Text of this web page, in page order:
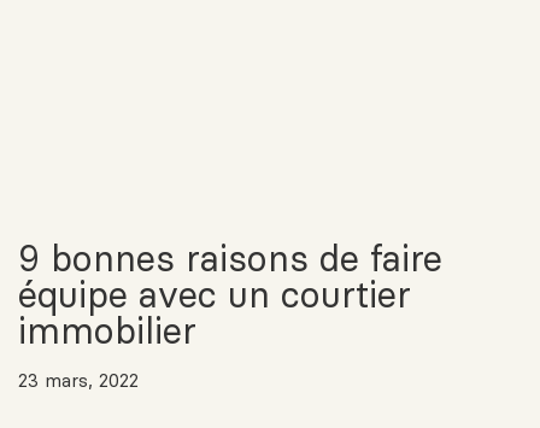
9 bonnes raisons de faire
équipe avec un courtier
immobilier
23 mars, 2022